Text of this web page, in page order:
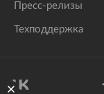
Пресс-релизы
Техподдержка